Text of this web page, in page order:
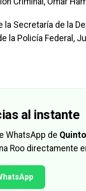
Secretaría de la
la Policía Federal,
al instante
WhatsApp de
Roo directamente